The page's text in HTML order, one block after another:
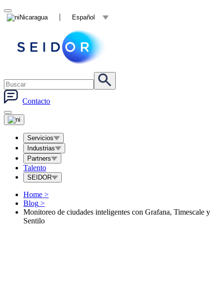
Nicaragua Español
Contacto
Servicios
Industrias
Partners
Talento
SEIDOR
Home >
Blog >
Monitoreo de ciudades inteligentes con Grafana, Timescale y
Sentilo